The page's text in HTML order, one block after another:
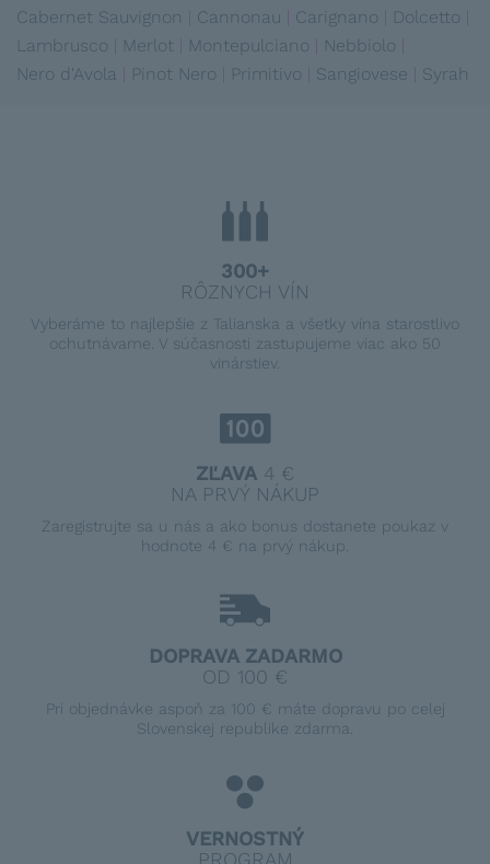
Cabernet Sauvignon
Cannonau Carignano
Dolcetto
Lambrusco
Merlot Montepulciano
Nebbiolo
Nero d'Avola
Pinot Nero Primitivo Sangiovese Syrah
300+
RÔZNYCH VÍN
Vyberáme to najlepšie z Talianska a všetky vína starostlivo
ochutnávame. V súčasnosti zastupujeme viac ako 50
vinárstiev.
ZĽAVA 4 €
NA PRVÝ NÁKUP
Zaregistrujte sa u nás a ako bonus dostanete poukaz v
hodnote 4 € na prvý nákup.
DOPRAVA ZADARMO
OD 100 €
Pri objednávke aspoň za 100 € máte dopravu po celej
Slovenskej republike zdarma.
VERNOSTNÝ
PROGRAM